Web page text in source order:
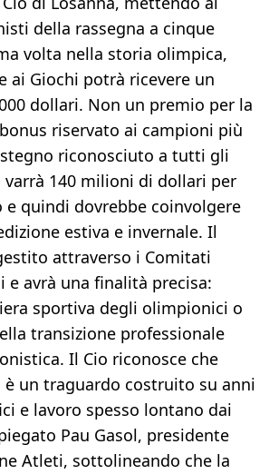
della rassegna a cinque
volta nella storia olimpica,
ai Giochi potrà ricevere un
dollari. Non un premio per la
riservato ai campioni più
riconosciuto a tutti gli
140 milioni di dollari per
quindi dovrebbe coinvolgere
estiva e invernale. Il
attraverso i Comitati
e avrà una finalità precisa:
sportiva degli olimpionici o
transizione professionale
Il Cio riconosce che
è un traguardo costruito su anni
e lavoro spesso lontano dai
Pau Gasol, presidente
Atleti, sottolineando che la